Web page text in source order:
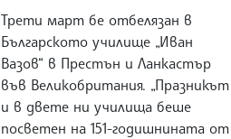
Трети март бе отбелязан в
Българското училище „Иван
Вазов“ в Престън и Ланкастър
във Великобритания. „Празникът
и в двете ни училища беше
посветен на 151-годишнината от